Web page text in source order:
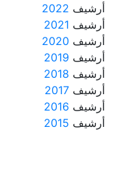
أرشيف 2022
أرشيف 2021
أرشيف 2020
أرشيف 2019
أرشيف 2018
أرشيف 2017
أرشيف 2016
أرشيف 2015